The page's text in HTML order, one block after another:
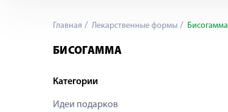
Главная Лекарственные формы Бисогамма
БИСОГАММА
Категории
Идеи подарков